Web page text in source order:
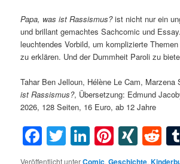
Papa, was ist Rassismus?ist nicht nur ein
und brillant gemachtes Sachcomic und
leuchtendes Vorbild, um komplizierte
zu erklären. Und der Dummheit Paroli zu
Tahar Ben Jelloun, Hélène Le Cam, Marzena
ist Rassismus?, Übersetzung: Edmund
2026, 128 Seiten, 16 Euro, ab 12 Jahre
Facebook
Twitter
LinkedIn
Veröffentlicht unterComic,Geschichte,